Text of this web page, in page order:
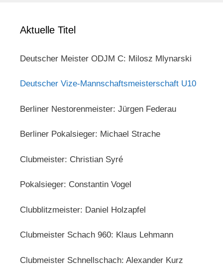
Aktuelle Titel
Deutscher Meister ODJM C: Milosz Mlynarski
Deutscher Vize-Mannschaftsmeisterschaft U10
Berliner Nestorenmeister: Jürgen Federau
Berliner Pokalsieger: Michael Strache
Clubmeister: Christian Syré
Pokalsieger: Constantin Vogel
Clubblitzmeister: Daniel Holzapfel
Clubmeister Schach 960: Klaus Lehmann
Clubmeister Schnellschach: Alexander Kurz